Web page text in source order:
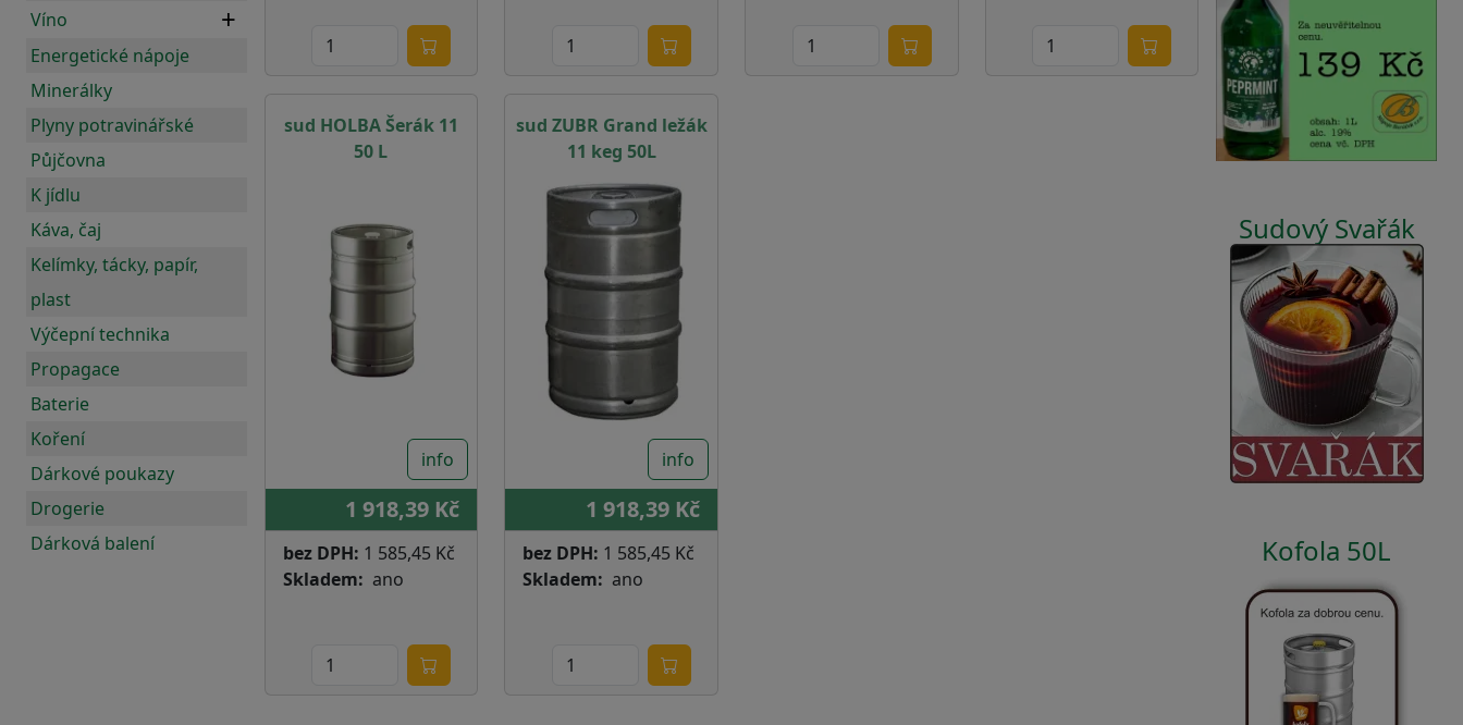
Víno
Energetické nápoje
Minerálky
Plyny potravinářské
Půjčovna
K jídlu
Káva, čaj
Kelímky, tácky, papír,
plast
Výčepní technika
Propagace
Baterie
Koření
Dárkové poukazy
Drogerie
Dárková balení
sud HOLBA Šerák 11
50 L
info
1 918,39 Kč
bez DPH: 1 585,45 Kč
Skladem
ano
sud ZUBR Grand ležák
11 keg 50L
info
1 918,39 Kč
bez DPH: 1 585,45 Kč
Skladem
ano
Sudový Svařák
Kofola 50L